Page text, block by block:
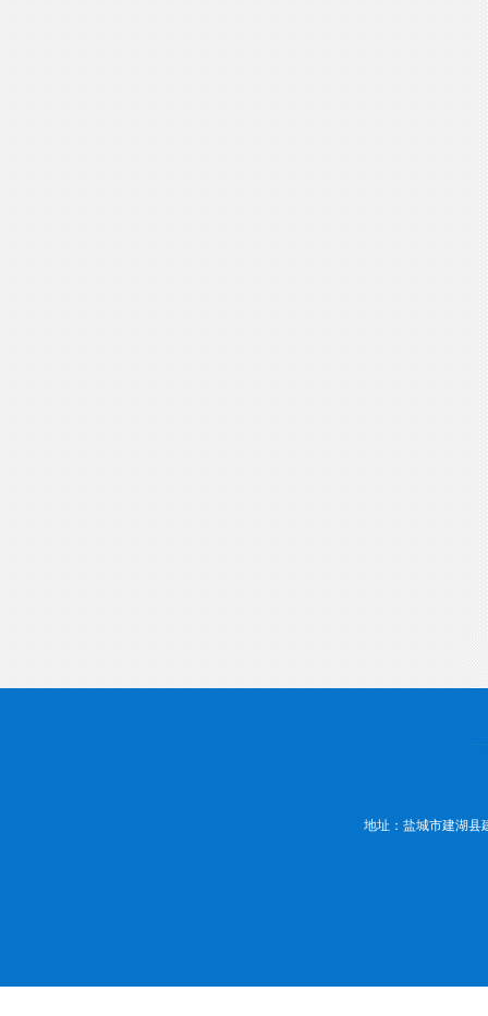
地址：盐城市建湖